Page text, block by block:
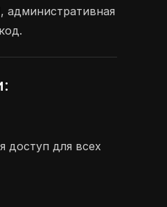
административная
доступ для всех